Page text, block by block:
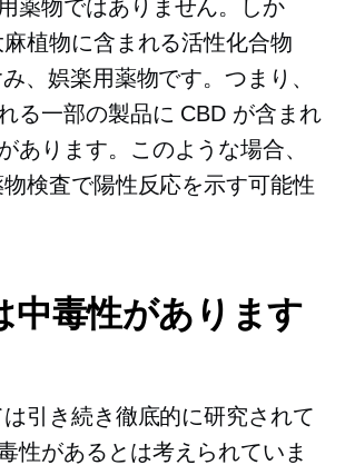
薬物ではありません。しか
麻植物に含まれる活性化合物
、娯楽用薬物です。つまり、
る一部の製品に CBD が含まれ
あります。このような場合、
検査で陽性反応を示す可能性
中毒性があります
引き続き徹底的に研究されて
性があるとは考えられていま